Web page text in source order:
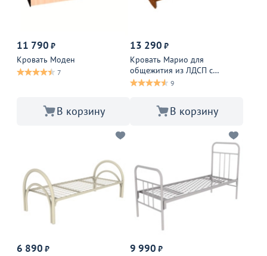
11 790 ₽
Кровать Моден
7
В корзину
13 290 ₽
Кровать Марио для
общежития из ЛДСП с
ламелями 9
В корзину
6 890 ₽
9 990 ₽